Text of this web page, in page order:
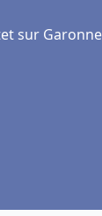
sur Garonne